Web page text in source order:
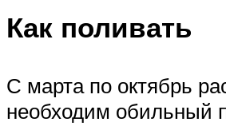
Как поливать
С марта по октябрь
необходим обильный